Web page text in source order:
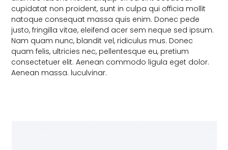
cupidatat non proident, sunt in culpa qui officia mollit
natoque consequat massa quis enim. Donec pede
justo, fringilla vitae, eleifend acer sem neque sed ipsum.
Nam quam nunc, blandit vel, ridiculus mus. Donec
quam felis, ultricies nec, pellentesque eu, pretium
consectetuer elit. Aenean commodo ligula eget dolor.
Aenean massa. luculvinar.